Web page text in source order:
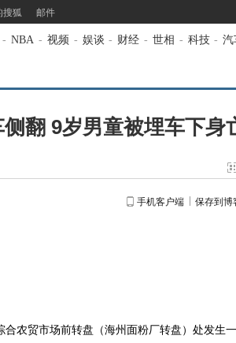
搜狐 邮件
- NBA - 视频 - 娱谈 - 财经 - 世相 - 科技 - 汽
翻 9岁男童被埋车下身
手机客户端 保存到博
农贸市场前转盘（海州面粉厂转盘）处发生